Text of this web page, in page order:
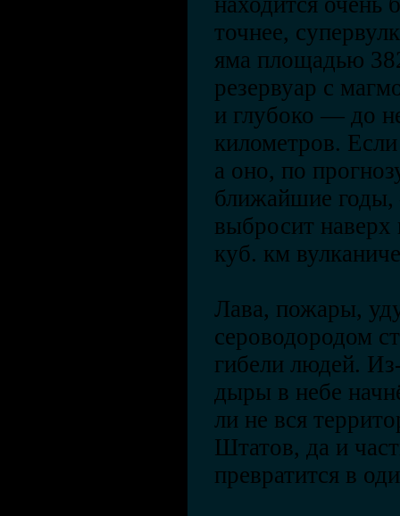
точнее,
яма площадью
резервуар с
и глубоко — до
километров.
а оно, по
ближайшие
выбросит
куб. км
Лава, пожары,
сероводородом
гибели людей.
дыры в небе
ли не вся
Штатов, да и
превратится в